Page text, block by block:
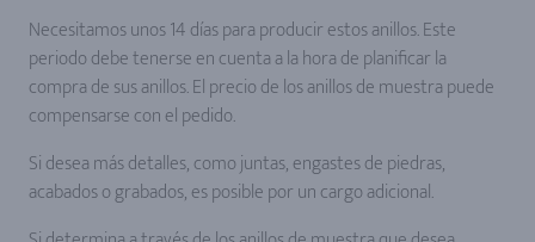
Necesitamos unos 14 días para producir estos anillos. Este
periodo debe tenerse en cuenta a la hora de planificar la
compra de sus anillos. El precio de los anillos de muestra puede
compensarse con el pedido.
Si desea más detalles, como juntas, engastes de piedras,
acabados o grabados, es posible por un cargo adicional.